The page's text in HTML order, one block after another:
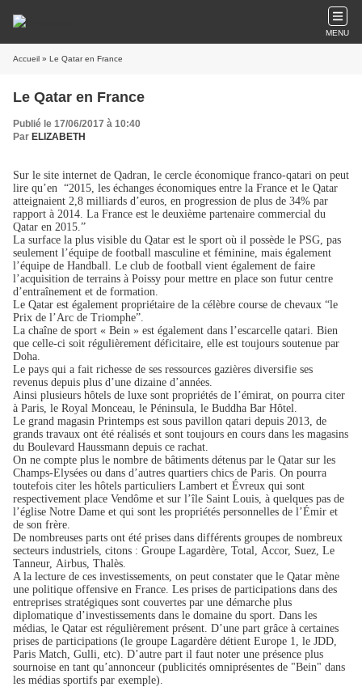
MENU
Accueil » Le Qatar en France
Le Qatar en France
Publié le 17/06/2017 à 10:40
Par ELIZABETH
Sur le site internet de Qadran, le cercle économique franco-qatari on peut
lire qu’en “2015, les échanges économiques entre la France et le Qatar
atteignaient 2,8 milliards d’euros, en progression de plus de 34% par
rapport à 2014. La France est le deuxième partenaire commercial du
Qatar en 2015.”
La surface la plus visible du Qatar est le sport où il possède le PSG, pas
seulement l’équipe de football masculine et féminine, mais également
l’équipe de Handball. Le club de football vient également de faire
l’acquisition de terrains à Poissy pour mettre en place son futur centre
d’entraînement et de formation.
Le Qatar est également propriétaire de la célèbre course de chevaux “le
Prix de l’Arc de Triomphe”.
La chaîne de sport « Bein » est également dans l’escarcelle qatari. Bien
que celle-ci soit régulièrement déficitaire, elle est toujours soutenue par
Doha.
Le pays qui a fait richesse de ses ressources gazières diversifie ses
revenus depuis plus d’une dizaine d’années.
Ainsi plusieurs hôtels de luxe sont propriétés de l’émirat, on pourra citer
à Paris, le Royal Monceau, le Péninsula, le Buddha Bar Hôtel.
Le grand magasin Printemps est sous pavillon qatari depuis 2013, de
grands travaux ont été réalisés et sont toujours en cours dans les magasins
du Boulevard Haussmann depuis ce rachat.
On ne compte plus le nombre de bâtiments détenus par le Qatar sur les
Champs-Elysées ou dans d’autres quartiers chics de Paris. On pourra
toutefois citer les hôtels particuliers Lambert et Évreux qui sont
respectivement place Vendôme et sur l’île Saint Louis, à quelques pas de
l’église Notre Dame et qui sont les propriétés personnelles de l’Émir et
de son frère.
De nombreuses parts ont été prises dans différents groupes de nombreux
secteurs industriels, citons : Groupe Lagardère, Total, Accor, Suez, Le
Tanneur, Airbus, Thalès.
A la lecture de ces investissements, on peut constater que le Qatar mène
une politique offensive en France. Les prises de participations dans des
entreprises stratégiques sont couvertes par une démarche plus
diplomatique d’investissements dans le domaine du sport. Dans les
médias, le Qatar est régulièrement présent. D’une part grâce à certaines
prises de participations (le groupe Lagardère détient Europe 1, le JDD,
Paris Match, Gulli, etc). D’autre part il faut noter une présence plus
sournoise en tant qu’annonceur (publicités omniprésentes de "Bein" dans
les médias sportifs par exemple).